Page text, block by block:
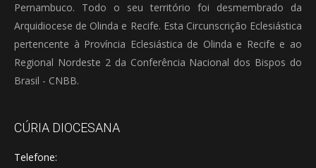
Pernambuco. Todo o seu território foi desmembrado da
Arquidiocese de Olinda e Recife. Esta Circunscrição Eclesiástica
pertencente à Província Eclesiástica de Olinda e Recife e ao
Regional Nordeste 2 da Conferência Nacional dos Bispos do
Brasil - CNBB.
CÚRIA DIOCESANA
Telefone: